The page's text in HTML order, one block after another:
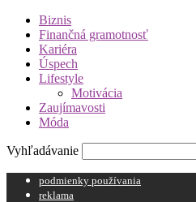
Biznis
Finančná gramotnosť
Kariéra
Úspech
Lifestyle
Motivácia
Zaujímavosti
Móda
Vyhľadávanie
podmienky používania
reklama